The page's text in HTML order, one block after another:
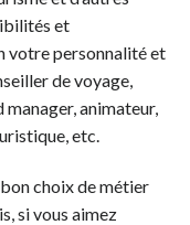
et
votre personnalité et
de voyage,
animateur,
etc.
choix de métier
si vous aimez